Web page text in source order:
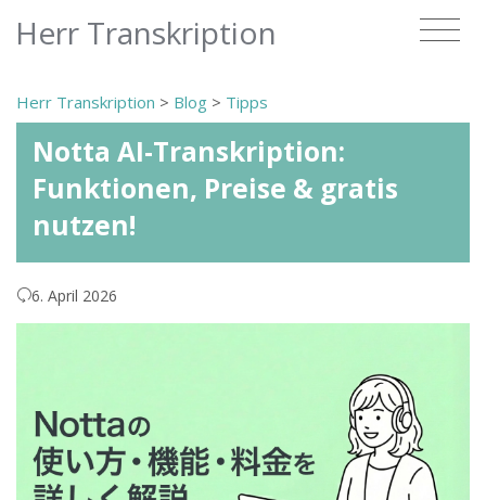
Herr Transkription
Herr Transkription > Blog > Tipps
Notta AI-Transkription:
Funktionen, Preise & gratis
nutzen!
6. April 2026